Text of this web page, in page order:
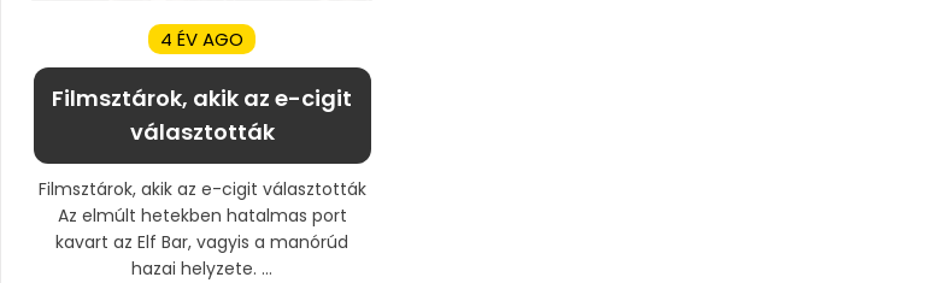
4 ÉV AGO
Filmsztárok, akik az e-cigit
választották
Filmsztárok, akik az e-cigit választották
Az elmúlt hetekben hatalmas port
kavart az Elf Bar, vagyis a manórúd
hazai helyzete. ...